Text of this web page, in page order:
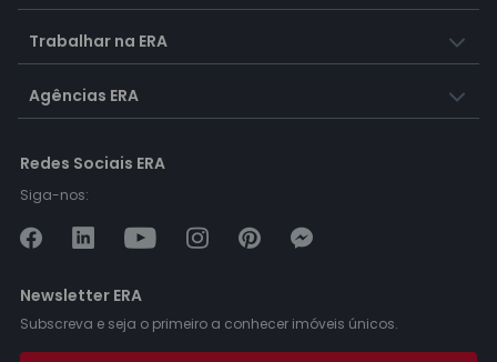
Trabalhar na ERA
Agências ERA
Redes Sociais ERA
Siga-nos:
Newsletter ERA
Subscreva e seja o primeiro a conhecer imóveis únicos.